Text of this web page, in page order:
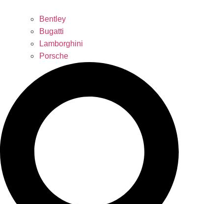
Bentley
Bugatti
Lamborghini
Porsche